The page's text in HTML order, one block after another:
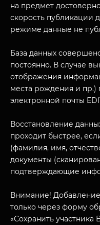
на предмет
скорость публикации
режиме данные не
База данных
постоянно. В случае
отображения
места рождения и пр.)
электронной почты
Восстановление
проходит быстрее,
(фамилия, имя,
документы
подтверждающие
Внимание!
только через форму
«Сохранить